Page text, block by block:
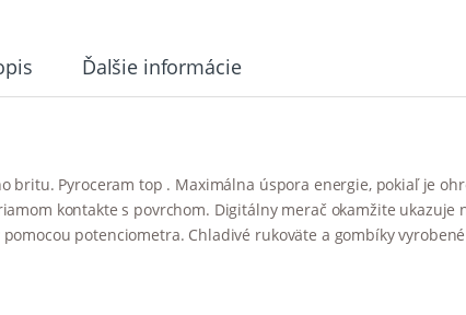
Ďalšie informácie
britu. Pyroceram top . Maximálna úspora energie, pokiaľ je
kontakte s povrchom. Digitálny merač okamžite ukazuje
potenciometra. Chladivé rukoväte a gombíky